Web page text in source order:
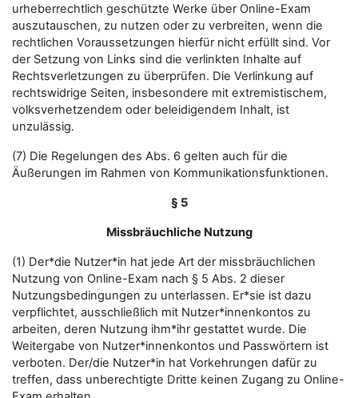
urheberrechtlich geschützte Werke über Online-Exam
auszutauschen, zu nutzen oder zu verbreiten, wenn die
rechtlichen Voraussetzungen hierfür nicht erfüllt sind. Vor
der Setzung von Links sind die verlinkten Inhalte auf
Rechtsverletzungen zu überprüfen. Die Verlinkung auf
rechtswidrige Seiten, insbesondere mit extremistischem,
volksverhetzendem oder beleidigendem Inhalt, ist
unzulässig.
(7) Die Regelungen des Abs. 6 gelten auch für die
Äußerungen im Rahmen von Kommunikationsfunktionen.
§ 5
Missbräuchliche Nutzung
(1) Der*die Nutzer*in hat jede Art der missbräuchlichen
Nutzung von Online-Exam nach § 5 Abs. 2 dieser
Nutzungsbedingungen zu unterlassen. Er*sie ist dazu
verpflichtet, ausschließlich mit Nutzer*innenkontos zu
arbeiten, deren Nutzung ihm*ihr gestattet wurde. Die
Weitergabe von Nutzer*innenkontos und Passwörtern ist
verboten. Der/die Nutzer*in hat Vorkehrungen dafür zu
treffen, dass unberechtigte Dritte keinen Zugang zu Online-